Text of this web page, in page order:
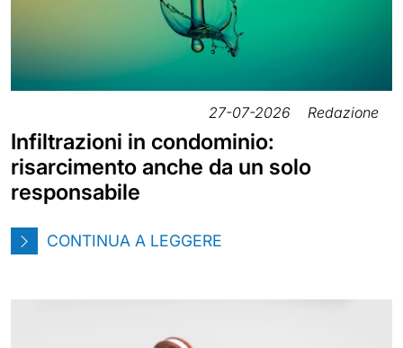
27-07-2026 Redazione
Infiltrazioni in condominio:
risarcimento anche da un solo
responsabile
CONTINUA A LEGGERE